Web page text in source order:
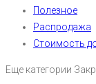
Полезное
Распродажа
Стоимость
Еще категории